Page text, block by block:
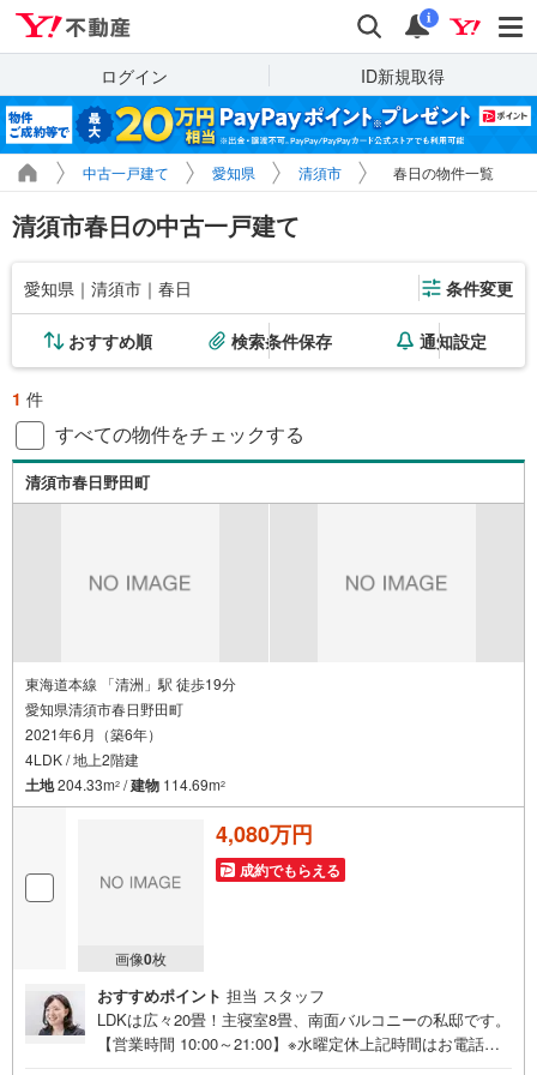
検索 通知
i
ログイン ID新規取得
中古一戸建て 愛知県 清須市 春日の物件一覧
清須市春日の中古一戸建て
愛知県｜清須市｜春日 条件変更
おすすめ順 検索条件保存 通知設定
1 件
すべての物件をチェックする
清須市春日野田町
東海道本線 「清洲」駅 徒歩19分
愛知県清須市春日野田町
2021年6月（築6年）
4LDK / 地上2階建
土地204.33m2 /建物 114.69m2
画像0枚
4,080万円
成約でもらえる
おすすめポイント 担当 スタッフ
LDKは広々20畳！主寝室8畳、南面バルコニーの私邸です。
【営業時間 10:00～21:00】※水曜定休上記時間はお電話が